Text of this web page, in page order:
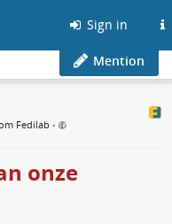
Sign in
Mention
Fedilab •
onze